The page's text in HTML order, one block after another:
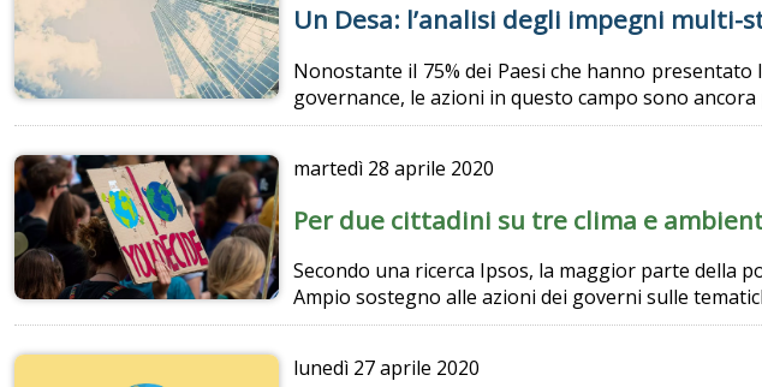
Un Desa: l’analisi degli impegni multi-
Nonostante il 75% dei Paesi che hanno
governance, le azioni in questo campo sono ancora
martedì 28 aprile 2020
Per due cittadini su tre clima e
Secondo una ricerca Ipsos, la maggior parte della
Ampio sostegno alle azioni dei governi sulle
lunedì 27 aprile 2020